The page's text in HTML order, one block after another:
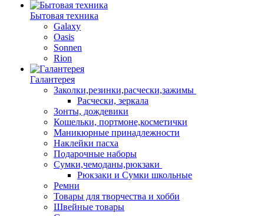
Бытовая техника
Galaxy
Oasis
Sonnen
Rion
Галантерея
Заколки,резинки,расчески,зажимы
Расчески, зеркала
Зонты, дождевики
Кошельки, портмоне,косметички
Маникюрные принадлежности
Наклейки пасха
Подарочные наборы
Сумки,чемоданы,рюкзаки
Рюкзаки и Сумки школьные
Ремни
Товары для творчества и хобби
Швейные товары